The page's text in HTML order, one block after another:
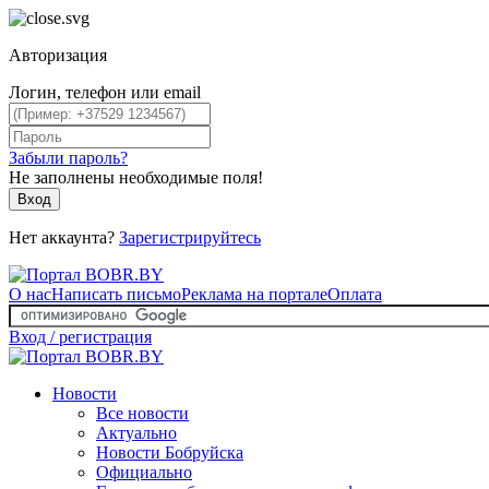
Авторизация
Логин, телефон или email
Забыли пароль?
Не заполнены необходимые поля!
Вход
Нет аккаунта? Зарегистрируйтесь
О насНаписать письмоРеклама на порталеОплата
Вход / регистрация
Новости
Все новости
Актуально
Новости Бобруйска
Официально